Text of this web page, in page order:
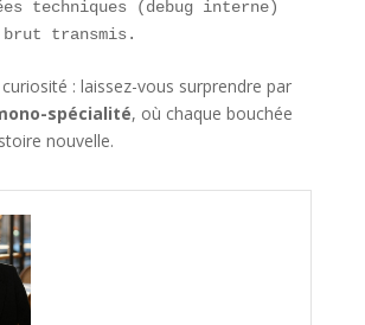
techniques (debug interne)
brut transmis.
: laissez-vous surprendre par
spécialité, où chaque bouchée
nouvelle.